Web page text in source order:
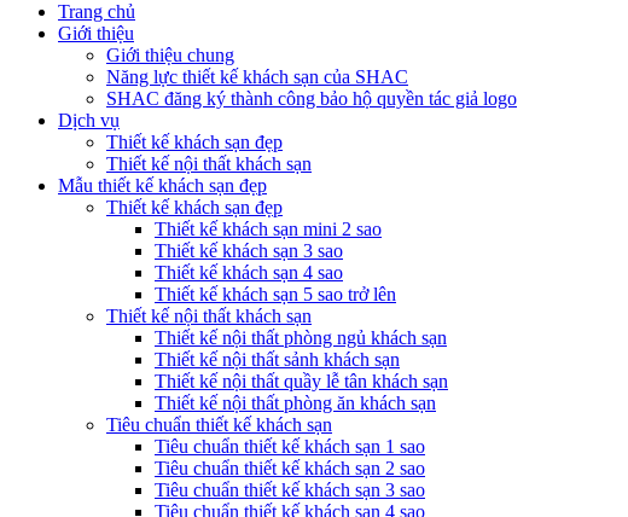
Trang chủ
Giới thiệu
Giới thiệu chung
Năng lực thiết kế khách sạn của SHAC
SHAC đăng ký thành công bảo hộ quyền tác giả logo
Dịch vụ
Thiết kế khách sạn đẹp
Thiết kế nội thất khách sạn
Mẫu thiết kế khách sạn đẹp
Thiết kế khách sạn đẹp
Thiết kế khách sạn mini 2 sao
Thiết kế khách sạn 3 sao
Thiết kế khách sạn 4 sao
Thiết kế khách sạn 5 sao trở lên
Thiết kế nội thất khách sạn
Thiết kế nội thất phòng ngủ khách sạn
Thiết kế nội thất sảnh khách sạn
Thiết kế nội thất quầy lễ tân khách sạn
Thiết kế nội thất phòng ăn khách sạn
Tiêu chuẩn thiết kế khách sạn
Tiêu chuẩn thiết kế khách sạn 1 sao
Tiêu chuẩn thiết kế khách sạn 2 sao
Tiêu chuẩn thiết kế khách sạn 3 sao
Tiêu chuẩn thiết kế khách sạn 4 sao